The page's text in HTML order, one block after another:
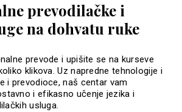
prevodilačke i
na dohvatu ruke
prevode i upišite se na kurseve
klikova. Uz napredne tehnologije i
i prevodioce, naš centar vam
i efikasno učenje jezika i
usluga.